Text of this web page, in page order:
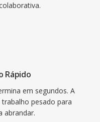
Rápido
em segundos. A
pesado para
abrandar.